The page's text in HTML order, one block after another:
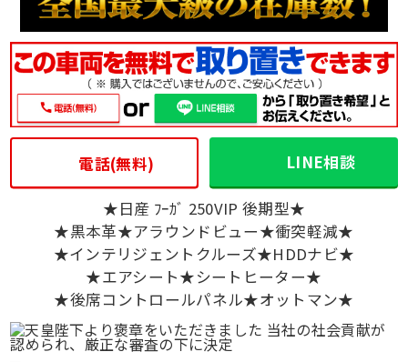
電話(無料) LINE相談
★日産 ﾌｰｶﾞ 250VIP 後期型★
★黒本革★アラウンドビュー★衝突軽減★
★インテリジェントクルーズ★HDDナビ★
★エアシート★シートヒーター★
★後席コントロールパネル★オットマン★